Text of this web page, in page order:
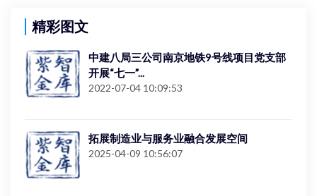
精彩图文
中建八局三公司南京地铁9号线项目党支部
开展“七一”...
2022-07-04 10:09:53
拓展制造业与服务业融合发展空间
2025-04-09 10:56:07